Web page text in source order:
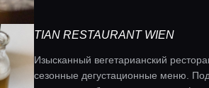
TIAN RESTAURANT WIEN
Изысканный вегетарианский
сезонные дегустационные меню.